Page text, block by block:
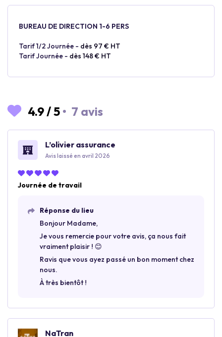
BUREAU DE DIRECTION 1-6 PERS
Tarif 1/2 Journée - dès 97 € HT
Tarif Journée - dès 148 € HT
4.9/5 • 7 avis
L’olivier assurance
Avis laissé en avril 2026
Journée de travail
Réponse du lieu
Bonjour Madame,
Je vous remercie pour votre avis, ça nous fait
vraiment plaisir ! 😊
Ravis que vous ayez passé un bon moment chez
nous.
À très bientôt !
NaTran